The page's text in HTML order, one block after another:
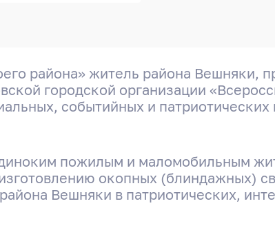
района» житель района Вешняки,
городской организации
событийных и
пожилым и маломобильным
окопных (блиндажных)
Вешняки в патриотических,